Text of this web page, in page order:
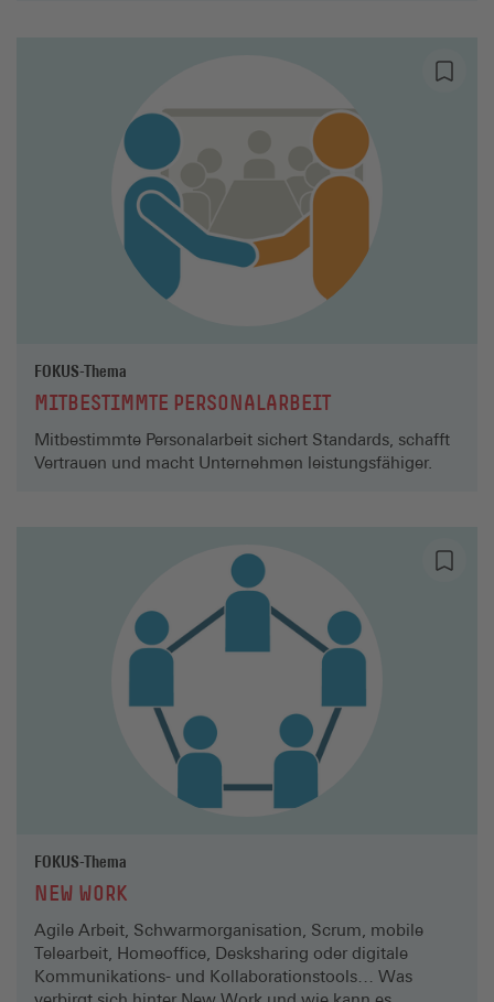
FOKUS-Thema
MITBESTIMMTE PERSONALARBEIT
Mitbestimmte Personalarbeit sichert Standards, schafft
Vertrauen und macht Unternehmen leistungsfähiger.
FOKUS-Thema
NEW WORK
Agile Arbeit, Schwarmorganisation, Scrum, mobile
Telearbeit, Homeoffice, Desksharing oder digitale
Kommunikations- und Kollaborationstools… Was